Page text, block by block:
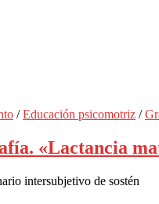
/Educación psicomotriz /
«Lactancia
intersubjetivo de sostén